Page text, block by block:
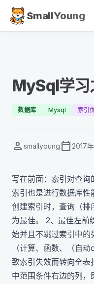
SmallYoung
MySql学习
数据库 Mysql 索引
person smallyoung calendar_today 2017
写在前面：索引对查
索引也是进行数据库性
创建索引时，查询（排
为最佳。 2、最佳左前
始并且不跳过索引中
（计算、函数、（自
致索引失效而转向全表
中范围条件右边的列，